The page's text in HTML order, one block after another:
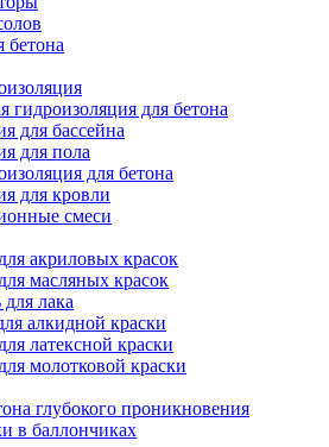
бетона
для бетона
для бассейна
для пола
для бетона
для кровли
смеси
акриловых красок
масляных красок
для лака
алкидной краски
латексной краски
молотковой краски
глубокого проникновения
в баллончиках